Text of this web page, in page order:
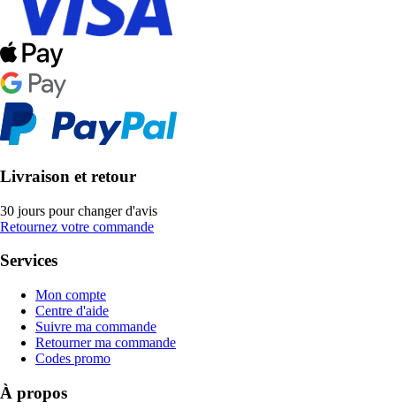
Livraison et retour
30 jours pour changer d'avis
Retournez votre commande
Services
Mon compte
Centre d'aide
Suivre ma commande
Retourner ma commande
Codes promo
À propos